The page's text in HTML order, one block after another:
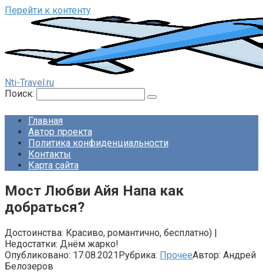
Перейти к контенту
Nti-Travel.ru
Поиск:
Главная
Автор проекта
Политика конфиденциальности
Контакты
Карта сайта
Мост Любви Айя Напа как
добраться?
Достоинства: Красиво, романтично, бесплатно) |
Недостатки: Днём жарко!
Опубликовано: 17.08.2021Рубрика: ПрочееАвтор: Андрей
Белозеров